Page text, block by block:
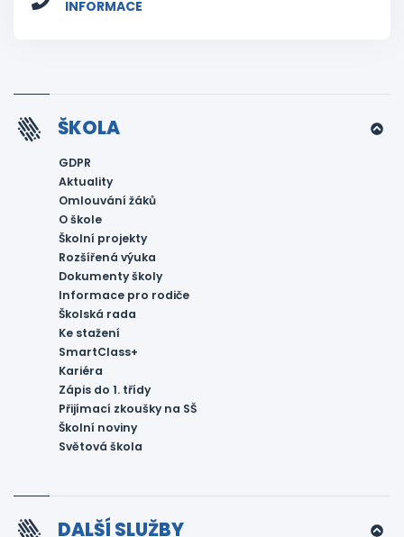
INFORMACE
ŠKOLA
GDPR
Aktuality
Omlouvání žáků
O škole
Školní projekty
Rozšířená výuka
Dokumenty školy
Informace pro rodiče
Školská rada
Ke stažení
SmartClass+
Kariéra
Zápis do 1. třídy
Přijímací zkoušky na SŠ
Školní noviny
Světová škola
DALŠÍ SLUŽBY